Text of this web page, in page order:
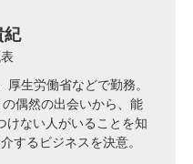
紀
生労働省などで勤務。
偶然の出会いから、能
けない人がいることを知
するビジネスを決意。